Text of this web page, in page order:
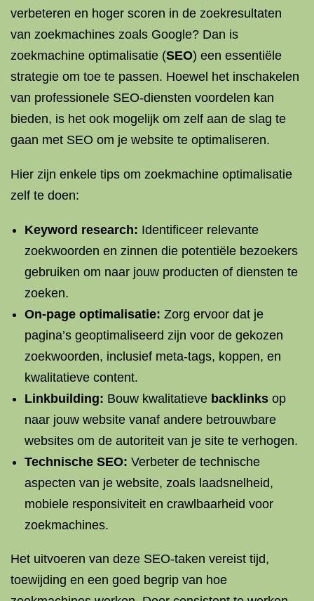
verbeteren en hoger scoren in de zoekresultaten
van zoekmachines zoals Google? Dan is
zoekmachine optimalisatie (SEO) een essentiële
strategie om toe te passen. Hoewel het inschakelen
van professionele SEO-diensten voordelen kan
bieden, is het ook mogelijk om zelf aan de slag te
gaan met SEO om je website te optimaliseren.
Hier zijn enkele tips om zoekmachine optimalisatie
zelf te doen:
Keyword research: Identificeer relevante
zoekwoorden en zinnen die potentiële bezoekers
gebruiken om naar jouw producten of diensten te
zoeken.
On-page optimalisatie: Zorg ervoor dat je
pagina’s geoptimaliseerd zijn voor de gekozen
zoekwoorden, inclusief meta-tags, koppen, en
kwalitatieve content.
Linkbuilding: Bouw kwalitatieve backlinks op
naar jouw website vanaf andere betrouwbare
websites om de autoriteit van je site te verhogen.
Technische SEO: Verbeter de technische
aspecten van je website, zoals laadsnelheid,
mobiele responsiviteit en crawlbaarheid voor
zoekmachines.
Het uitvoeren van deze SEO-taken vereist tijd,
toewijding en een goed begrip van hoe